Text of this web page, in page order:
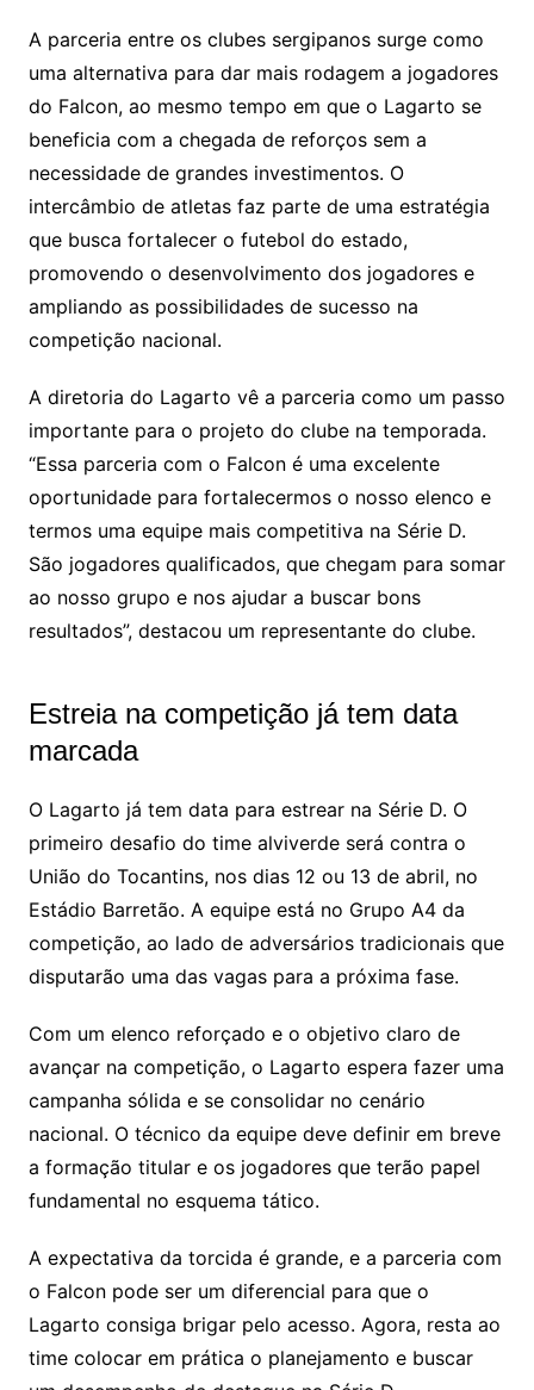
A parceria entre os clubes sergipanos surge como
uma alternativa para dar mais rodagem a jogadores
do Falcon, ao mesmo tempo em que o Lagarto se
beneficia com a chegada de reforços sem a
necessidade de grandes investimentos. O
intercâmbio de atletas faz parte de uma estratégia
que busca fortalecer o futebol do estado,
promovendo o desenvolvimento dos jogadores e
ampliando as possibilidades de sucesso na
competição nacional.
A diretoria do Lagarto vê a parceria como um passo
importante para o projeto do clube na temporada.
“Essa parceria com o Falcon é uma excelente
oportunidade para fortalecermos o nosso elenco e
termos uma equipe mais competitiva na Série D.
São jogadores qualificados, que chegam para somar
ao nosso grupo e nos ajudar a buscar bons
resultados”, destacou um representante do clube.
Estreia na competição já tem data
marcada
O Lagarto já tem data para estrear na Série D. O
primeiro desafio do time alviverde será contra o
União do Tocantins, nos dias 12 ou 13 de abril, no
Estádio Barretão. A equipe está no Grupo A4 da
competição, ao lado de adversários tradicionais que
disputarão uma das vagas para a próxima fase.
Com um elenco reforçado e o objetivo claro de
avançar na competição, o Lagarto espera fazer uma
campanha sólida e se consolidar no cenário
nacional. O técnico da equipe deve definir em breve
a formação titular e os jogadores que terão papel
fundamental no esquema tático.
A expectativa da torcida é grande, e a parceria com
o Falcon pode ser um diferencial para que o
Lagarto consiga brigar pelo acesso. Agora, resta ao
time colocar em prática o planejamento e buscar